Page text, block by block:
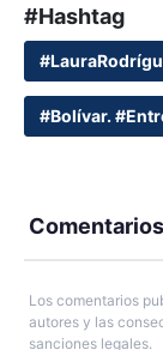
#Hashtag
#Bolívar.
Comentarios
Los comentarios
autores y las
sanciones legales.